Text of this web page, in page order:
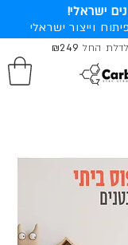
החל ₪249
וייצור ישראלי
ישראלי!